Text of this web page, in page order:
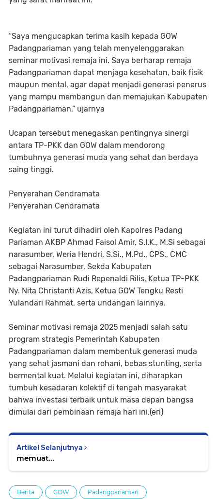
“Saya mengucapkan terima kasih kepada GOW
Padangpariaman yang telah menyelenggarakan
seminar motivasi remaja ini. Saya berharap remaja
Padangpariaman dapat menjaga kesehatan, baik fisik
maupun mental, agar dapat menjadi generasi penerus
yang mampu membangun dan memajukan Kabupaten
Padangpariaman,” ujarnya
Ucapan tersebut menegaskan pentingnya sinergi
antara TP-PKK dan GOW dalam mendorong
tumbuhnya generasi muda yang sehat dan berdaya
saing tinggi.
Penyerahan Cendramata
Penyerahan Cendramata
Kegiatan ini turut dihadiri oleh Kapolres Padang
Pariaman AKBP Ahmad Faisol Amir, S.I.K., M.Si sebagai
narasumber, Weria Hendri, S.Si., M.Pd., CPS., CMC
sebagai Narasumber, Sekda Kabupaten
Padangpariaman Rudi Repenaldi Rilis, Ketua TP-PKK
Ny. Nita Christanti Azis, Ketua GOW Tengku Resti
Yulandari Rahmat, serta undangan lainnya.
Seminar motivasi remaja 2025 menjadi salah satu
program strategis Pemerintah Kabupaten
Padangpariaman dalam membentuk generasi muda
yang sehat jasmani dan rohani, bebas stunting, serta
bermental kuat. Melalui kegiatan ini, diharapkan
tumbuh kesadaran kolektif di tengah masyarakat
bahwa investasi terbaik untuk masa depan bangsa
dimulai dari pembinaan remaja hari ini.(eri)
Artikel Selanjutnya
memuat...
Berita GOW Padangpariaman